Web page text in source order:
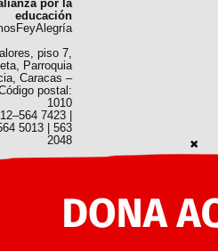
por la
educación
piso 7,
Parroquia
Caracas –
postal:
1010
7423 |
5013 | 563
2048